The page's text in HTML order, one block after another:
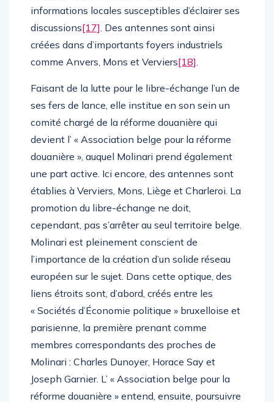
informations locales susceptibles d’éclairer ses
discussions[17] . Des antennes sont ainsi
créées dans d’importants foyers industriels
comme Anvers, Mons et Verviers[18]
Faisant de la lutte pour le libre-échange l’un de
ses fers de lance, elle institue en son sein un
comité chargé de la réforme douanière qui
devient l’ « Association belge pour la réforme
douanière », auquel Molinari prend également
une part active. Ici encore, des antennes sont
établies à Verviers, Mons, Liège et Charleroi. La
promotion du libre-échange ne doit,
cependant, pas s’arrêter au seul territoire belge.
Molinari est pleinement conscient de
l’importance de la création d’un solide réseau
européen sur le sujet. Dans cette optique, des
liens étroits sont, d’abord, créés entre les
« Sociétés d’Économie politique » bruxelloise et
parisienne, la première prenant comme
membres correspondants des proches de
Molinari : Charles Dunoyer, Horace Say et
Joseph Garnier. L’ « Association belge pour la
réforme douanière » entend, ensuite, poursuivre